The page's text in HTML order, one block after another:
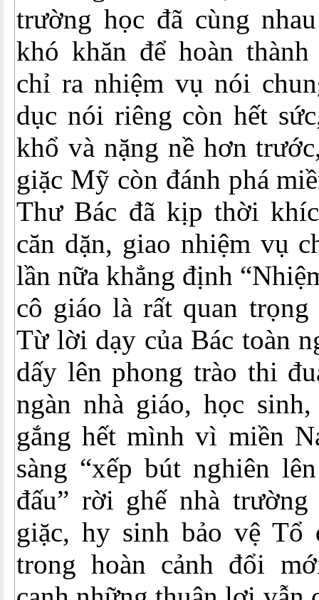
trường học đã cùng
khó khăn để hoàn
chỉ ra nhiệm vụ nói
dục nói riêng còn hết
khổ và nặng nề hơn
giặc Mỹ còn đánh phá
Thư Bác đã kịp thời
căn dặn, giao nhiệm vụ
lần nữa khẳng định
cô giáo là rất quan trọng
Từ lời dạy của Bác toàn
dấy lên phong trào thi
ngàn nhà giáo, học
gắng hết mình vì miền
sàng “xếp bút nghiên
đấu” rời ghế nhà
giặc, hy sinh bảo vệ Tổ
trong hoàn cảnh đổi